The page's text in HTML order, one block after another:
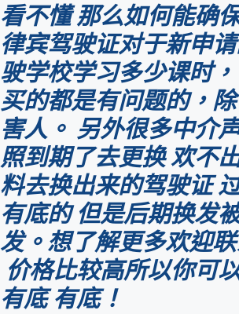
看不懂 那么如何能确
律宾驾驶证对于新申
驶学校学习多少课时
买的都是有问题的，
害人。 另外很多中介
照到期了去更换 欢不
料去换出来的驾驶证
有底的 但是后期换发
发。想了解更多欢迎
价格比较高所以你可
有底 有底！